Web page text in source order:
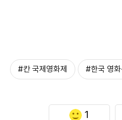
#칸 국제영화제 #한국 영화
1